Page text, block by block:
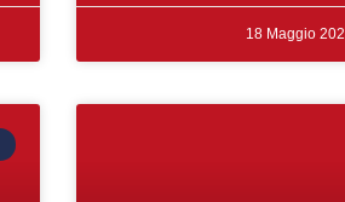
18 Maggio